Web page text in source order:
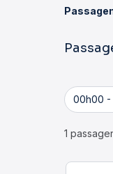
00h00 -
1